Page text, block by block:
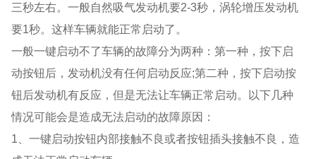
三秒左右。一般自然吸气发动机要2-3秒，涡轮增压发动机
要1秒。这样车辆就能正常启动了。
一般一键启动不了车辆的故障分为两种：第一种，按下启
动按钮后，发动机没有任何启动反应;第二种，按下启动按
钮后发动机有反应，但是无法让车辆正常启动。以下几种
情况可能会是造成无法启动的故障原因：
1、一键启动按钮内部接触不良或者按钮插头接触不良，造